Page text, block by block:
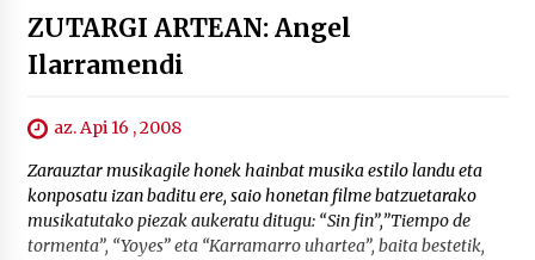
ZUTARGI ARTEAN: Angel
Ilarramendi
az. Api 16 , 2008
Zarauztar musikagile honek hainbat musika estilo landu eta
konposatu izan baditu ere, saio honetan filme batzuetarako
musikatutako piezak aukeratu ditugu: “Sin fin”,”Tiempo de
tormenta”, “Yoyes” eta “Karramarro uhartea”, baita bestetik,